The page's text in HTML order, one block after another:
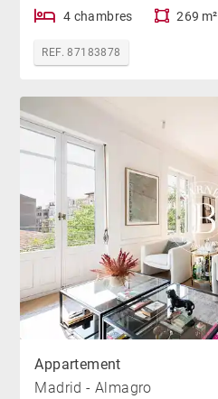
4 chambres 269 m²
REF. 87183878
Appartement
Madrid - Almagro